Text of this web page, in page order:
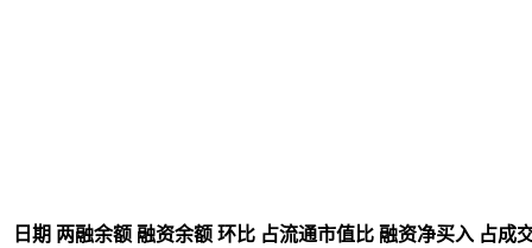
日期 两融余额 融资余额 环比 占流通市值比 融资净买入 占成